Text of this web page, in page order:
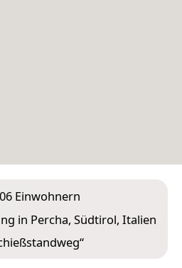
Einwohnern
in Percha, Südtirol, Italien
“